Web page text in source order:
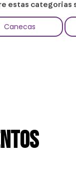
estas categorias
Canecas